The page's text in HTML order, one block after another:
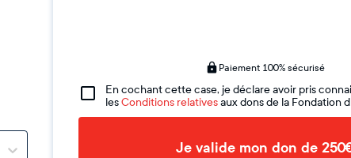
Paiement 100% sécurisé
En cochant cette case, je déclare avoir pris
lesConditions relativesaux dons de la Fondation
Je valide mon don de